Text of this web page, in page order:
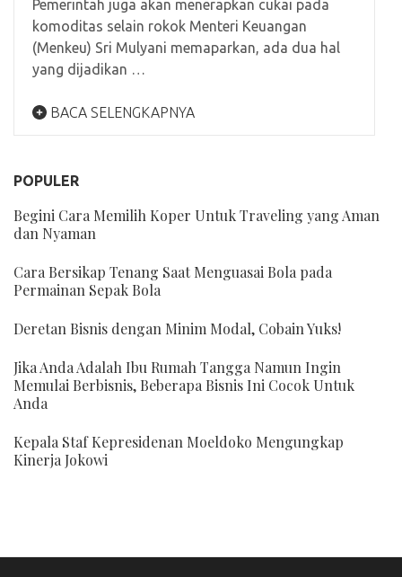
Pemerintah juga akan menerapkan cukai pada
komoditas selain rokok Menteri Keuangan
(Menkeu) Sri Mulyani memaparkan, ada dua hal
yang dijadikan …
BACA SELENGKAPNYA
POPULER
Begini Cara Memilih Koper Untuk Traveling yang Aman
dan Nyaman
Cara Bersikap Tenang Saat Menguasai Bola pada
Permainan Sepak Bola
Deretan Bisnis dengan Minim Modal, Cobain Yuks!
Jika Anda Adalah Ibu Rumah Tangga Namun Ingin
Memulai Berbisnis, Beberapa Bisnis Ini Cocok Untuk
Anda
Kepala Staf Kepresidenan Moeldoko Mengungkap
Kinerja Jokowi